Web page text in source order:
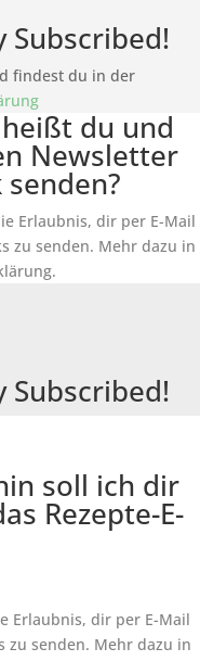
Subscribed!
findest du in der
du und
Newsletter
senden?
Erlaubnis, dir per E-Mail
zu senden. Mehr dazu in
Subscribed!
soll ich dir
Rezepte-E-
Erlaubnis, dir per E-Mail
zu senden. Mehr dazu in